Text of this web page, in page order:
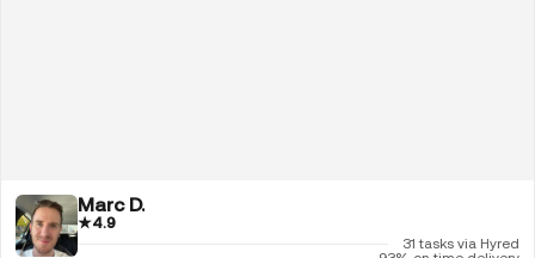
Marc D.
★4.9
31 tasks via Hyred